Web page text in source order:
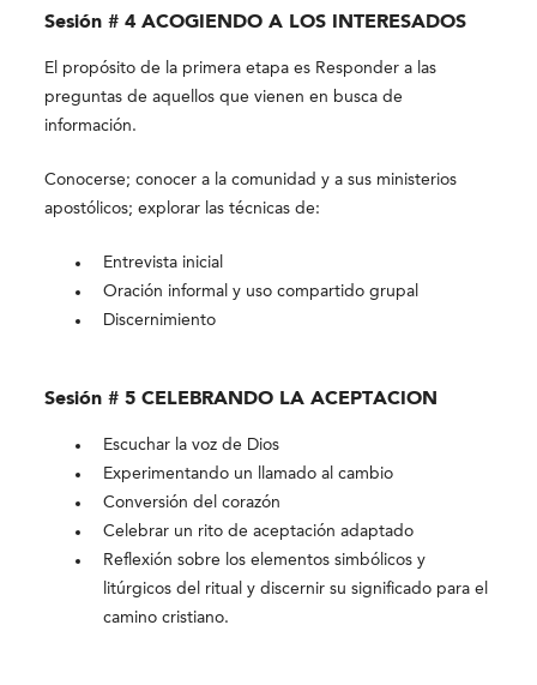
Sesión # 4 ACOGIENDO A LOS INTERESADOS
El propósito de la primera etapa es Responder a las
preguntas de aquellos que vienen en busca de
información.
Conocerse; conocer a la comunidad y a sus ministerios
apostólicos; explorar las técnicas de:
Entrevista inicial
Oración informal y uso compartido grupal
Discernimiento
Sesión # 5 CELEBRANDO LA ACEPTACION
Escuchar la voz de Dios
Experimentando un llamado al cambio
Conversión del corazón
Celebrar un rito de aceptación adaptado
Reflexión sobre los elementos simbólicos y
litúrgicos del ritual y discernir su significado para el
camino cristiano.